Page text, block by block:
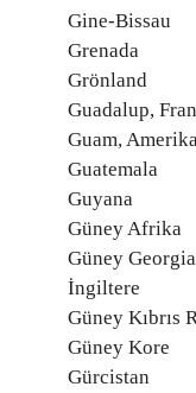
Gine-Bissau
Grenada
Grönland
Guadalup,
Guam, Amerika
Guatemala
Guyana
Güney Afrika
Güney
İngiltere
Güney Kıbrıs
Güney Kore
Gürcistan